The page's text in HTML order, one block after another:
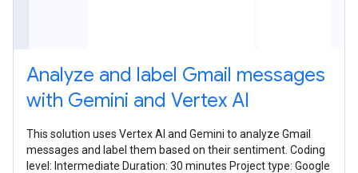
Analyze and label Gmail messages
with Gemini and Vertex AI
This solution uses Vertex AI and Gemini to analyze Gmail
messages and label them based on their sentiment. Coding
level: Intermediate Duration: 30 minutes Project type: Google